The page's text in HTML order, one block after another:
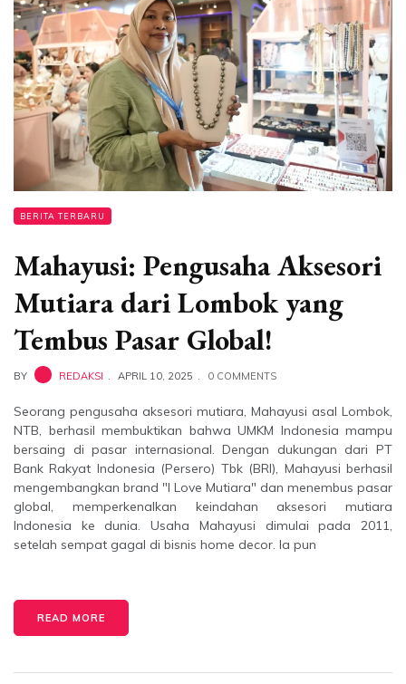
BERITA TERBARU
Mahayusi: Pengusaha Aksesori
Mutiara dari Lombok yang
Tembus Pasar Global!
BY REDAKSI APRIL 10, 2025 0 COMMENTS
Seorang pengusaha aksesori mutiara, Mahayusi asal Lombok,
NTB, berhasil membuktikan bahwa UMKM Indonesia mampu
bersaing di pasar internasional. Dengan dukungan dari PT
Bank Rakyat Indonesia (Persero) Tbk (BRI), Mahayusi berhasil
mengembangkan brand "I Love Mutiara" dan menembus pasar
global, memperkenalkan keindahan aksesori mutiara
Indonesia ke dunia. Usaha Mahayusi dimulai pada 2011,
setelah sempat gagal di bisnis home decor. Ia pun
READ MORE